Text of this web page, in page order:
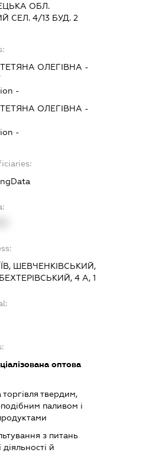
ОБЛ.
СЕЛ. 4/13 БУД. 2
ОЛЕГІВНА -
-
ОЛЕГІВНА -
-
ШЕВЧЕНКІВСЬКИЙ,
4 А, 1
оптова
твердим,
паливом і
з питань
й